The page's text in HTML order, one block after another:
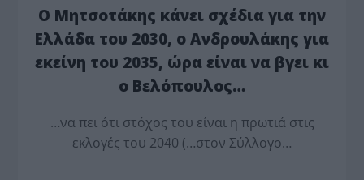
Ο Μητσοτάκης κάνει σχέδια για την
Ελλάδα του 2030, ο Ανδρουλάκης για
εκείνη του 2035, ώρα είναι να βγει κι
ο Βελόπουλος…
…να πει ότι στόχος του είναι η πρωτιά στις
εκλογές του 2040 (…στον Σύλλογο…